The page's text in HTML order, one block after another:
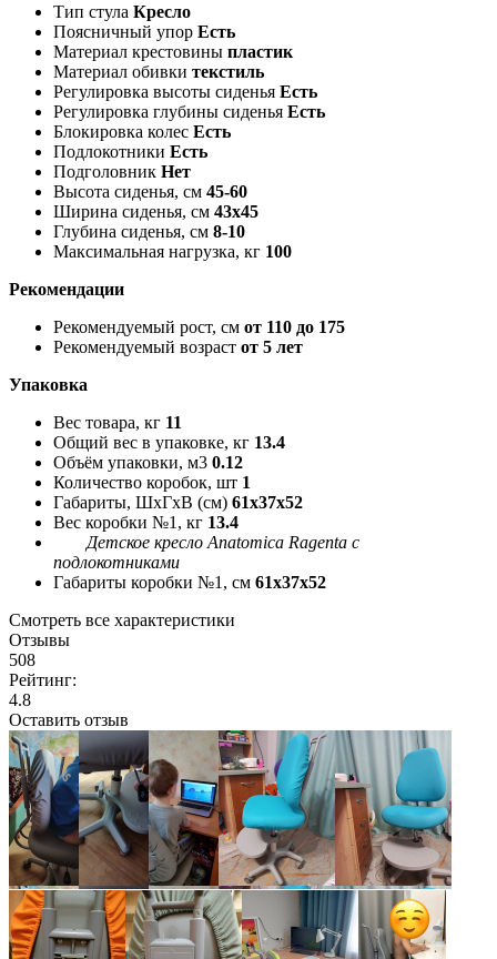
Тип стула Кресло
Поясничный упор Есть
Материал крестовины пластик
Материал обивки текстиль
Регулировка высоты сиденья Есть
Регулировка глубины сиденья Есть
Блокировка колес Есть
Подлокотники Есть
Подголовник Нет
Высота сиденья, см 45-60
Ширина сиденья, см 43х45
Глубина сиденья, см 8-10
Максимальная нагрузка, кг 100
Рекомендации
Рекомендуемый рост, см от 110 до 175
Рекомендуемый возраст от 5 лет
Упаковка
Вес товара, кг 11
Общий вес в упаковке, кг 13.4
Объём упаковки, м3 0.12
Количество коробок, шт 1
Габариты, ШxГxВ (см) 61x37x52
Вес коробки №1, кг 13.4
Детское кресло Anatomica Ragenta с
подлокотниками
Габариты коробки №1, см 61x37x52
Смотреть все характеристики
Отзывы
508
Рейтинг:
4.8
Оставить отзыв